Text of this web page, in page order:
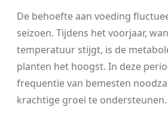
De behoefte aan voeding
seizoen. Tijdens het voorjaar,
temperatuur stijgt, is de
planten het hoogst. In deze
frequentie van bemesten
krachtige groei te ondersteunen.